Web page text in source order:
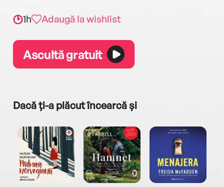
1h Adaugă la wishlist
Ascultă gratuit
Dacă ți-a plăcut încearcă și